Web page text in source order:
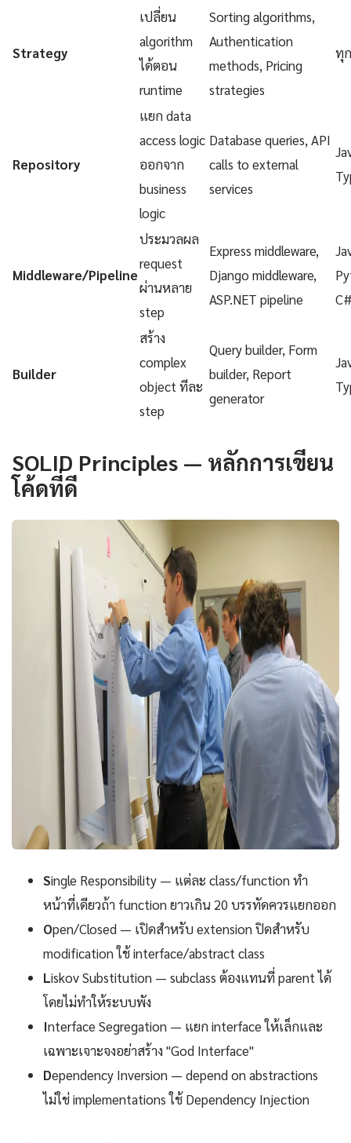
Strategy
เปลี่ยน
algorithm
ได้ตอน
runtime
Sorting algorithms,
Authentication
methods, Pricing
strategies
ทุ
Repository
แยก data
access logic
ออกจาก
business
logic
Database queries, API
calls to external
services
Middleware/Pipeline
ประมวลผล
request
ผ่านหลาย
step
Express middleware,
Django middleware,
ASP.NET pipeline
Builder
สร้าง
complex
object ทีละ
step
Query builder, Form
builder, Report
generator
SOLID Principles — หลักการเขียน
โค้ดที่ดี
Single Responsibility — แต่ละ class/function ทำ
หน้าที่เดียวถ้า function ยาวเกิน 20 บรรทัดควรแยกออก
Open/Closed — เปิดสำหรับ extension ปิดสำหรับ
modification ใช้ interface/abstract class
Liskov Substitution — subclass ต้องแทนที่ parent ได้
โดยไม่ทำให้ระบบพัง
Interface Segregation — แยก interface ให้เล็กและ
เฉพาะเจาะจงอย่าสร้าง "God Interface"
Dependency Inversion — depend on abstractions
ไม่ใช่ implementations ใช้ Dependency Injection